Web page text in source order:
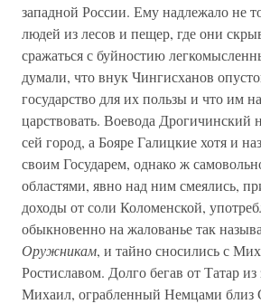
западной России. Ему надлежало не
людей из лесов и пещер, где они
сражаться с буйностию
думали, что внук Чингисханов
государство для их пользы и что им
царствовать. Воевода Дрогичинский
сей город, а Бояре Галицкие хотя и
своим Государем, однако ж
областями, явно над ним смеялись,
доходы от соли Коломенской,
обыкновенно на жалованье так
Оружникам, и тайно сносились с
Ростиславом. Долго бегав от Татар
Михаил, ограбленный Немцами близ